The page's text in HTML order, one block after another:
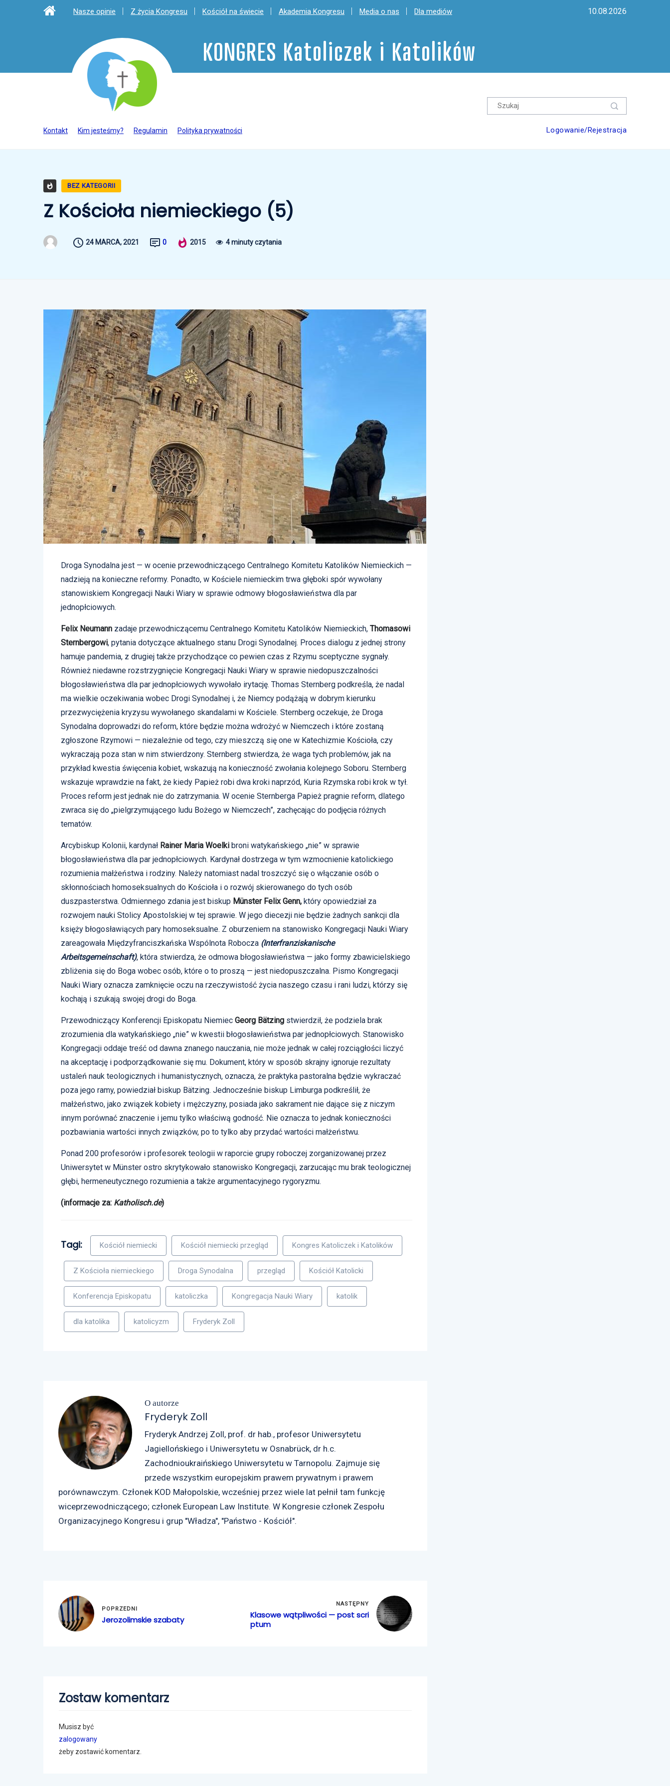
Nasze opinie Z życia Kongresu Kościół na świecie Akademia Kongresu Media o nas Dla mediów 10.08.2026
KONGRES Katoliczek i Katolików
Kontakt Kim jesteśmy? Regulamin Polityka prywatności Logowanie/Rejestracja
BEZ KATEGORII
Z Kościoła niemieckiego (5)
24 MARCA, 2021 0 2015 4 minuty czytania
Droga Synodalna jest — w ocenie przewodniczącego Centralnego Komitetu Katolików Niemieckich —
nadzieją na konieczne reformy. Ponadto, w Kościele niemieckim trwa głęboki spór wywołany
stanowiskiem Kongregacji Nauki Wiary w sprawie odmowy błogosławieństwa dla par
jednopłciowych.
Felix Neumann zadaje przewodniczącemu Centralnego Komitetu Katolików Niemieckich, Thomasowi
Sternbergowi, pytania dotyczące aktualnego stanu Drogi Synodalnej. Proces dialogu z jednej strony
hamuje pandemia, z drugiej także przychodzące co pewien czas z Rzymu sceptyczne sygnały.
Również niedawne rozstrzygnięcie Kongregacji Nauki Wiary w sprawie niedopuszczalności
błogosławieństwa dla par jednopłciowych wywołało irytację. Thomas Sternberg podkreśla, że nadal
ma wielkie oczekiwania wobec Drogi Synodalnej i, że Niemcy podążają w dobrym kierunku
przezwyciężenia kryzysu wywołanego skandalami w Kościele. Sternberg oczekuje, że Droga
Synodalna doprowadzi do reform, które będzie można wdrożyć w Niemczech i które zostaną
zgłoszone Rzymowi — niezależnie od tego, czy mieszczą się one w Katechizmie Kościoła, czy
wykraczają poza stan w nim stwierdzony. Sternberg stwierdza, że waga tych problemów, jak na
przykład kwestia święcenia kobiet, wskazują na konieczność zwołania kolejnego Soboru. Sternberg
wskazuje wprawdzie na fakt, że kiedy Papież robi dwa kroki naprzód, Kuria Rzymska robi krok w tył.
Proces reform jest jednak nie do zatrzymania. W ocenie Sternberga Papież pragnie reform, dlatego
zwraca się do „pielgrzymującego ludu Bożego w Niemczech”, zachęcając do podjęcia różnych
tematów.
Arcybiskup Kolonii, kardynał Rainer Maria Woelki broni watykańskiego „nie” w sprawie
błogosławieństwa dla par jednopłciowych. Kardynał dostrzega w tym wzmocnienie katolickiego
rozumienia małżeństwa i rodziny. Należy natomiast nadal troszczyć się o włączanie osób o
skłonnościach homoseksualnych do Kościoła i o rozwój skierowanego do tych osób
duszpasterstwa. Odmiennego zdania jest biskup Münster Felix Genn, który opowiedział za
rozwojem nauki Stolicy Apostolskiej w tej sprawie. W jego diecezji nie będzie żadnych sankcji dla
księży błogosławiących pary homoseksualne. Z oburzeniem na stanowisko Kongregacji Nauki Wiary
zareagowała Międzyfranciszkańska Wspólnota Robocza (Interfranziskanische
Arbeitsgemeinschaft), która stwierdza, że odmowa błogosławieństwa — jako formy zbawicielskiego
zbliżenia się do Boga wobec osób, które o to proszą — jest niedopuszczalna. Pismo Kongregacji
Nauki Wiary oznacza zamknięcie oczu na rzeczywistość życia naszego czasu i rani ludzi, którzy się
kochają i szukają swojej drogi do Boga.
Przewodniczący Konferencji Episkopatu Niemiec Georg Bätzing stwierdził, że podziela brak
zrozumienia dla watykańskiego „nie” w kwestii błogosławieństwa par jednopłciowych. Stanowisko
Kongregacji oddaje treść od dawna znanego nauczania, nie może jednak w całej rozciągłości liczyć
na akceptację i podporządkowanie się mu. Dokument, który w sposób skrajny ignoruje rezultaty
ustaleń nauk teologicznych i humanistycznych, oznacza, że praktyka pastoralna będzie wykraczać
poza jego ramy, powiedział biskup Bätzing. Jednocześnie biskup Limburga podkreślił, że
małżeństwo, jako związek kobiety i mężczyzny, posiada jako sakrament nie dające się z niczym
innym porównać znaczenie i jemu tylko właściwą godność. Nie oznacza to jednak konieczności
pozbawiania wartości innych związków, po to tylko aby przydać wartości małżeństwu.
Ponad 200 profesorów i profesorek teologii w raporcie grupy roboczej zorganizowanej przez
Uniwersytet w Münster ostro skrytykowało stanowisko Kongregacji, zarzucając mu brak teologicznej
głębi, hermeneutycznego rozumienia a także argumentacyjnego rygoryzmu.
(informacje za: Katholisch.de)
Tagi: Kościół niemiecki Kościół niemiecki przegląd Kongres Katoliczek i Katolików
Z Kościoła niemieckiego Droga Synodalna przegląd Kościół Katolicki
Konferencja Episkopatu katoliczka Kongregacja Nauki Wiary katolik
dla katolika katolicyzm Fryderyk Zoll
O autorze
Fryderyk Zoll
Fryderyk Andrzej Zoll, prof. dr hab., profesor Uniwersytetu
Jagiellońskiego i Uniwersytetu w Osnabrück, dr h.c.
Zachodnioukraińskiego Uniwersytetu w Tarnopolu. Zajmuje się
przede wszystkim europejskim prawem prywatnym i prawem
porównawczym. Członek KOD Małopolskie, wcześniej przez wiele lat pełnił tam funkcję
wiceprzewodniczącego; członek European Law Institute. W Kongresie członek Zespołu
Organizacyjnego Kongresu i grup "Władza", "Państwo - Kościół".
POPRZEDNI
Jerozolimskie szabaty
NASTĘPNY
Klasowe wątpliwości — post scri
ptum
Zostaw komentarz
Musisz być
zalogowany
żeby zostawić komentarz.